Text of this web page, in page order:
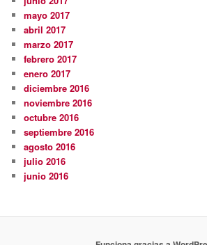
mayo 2017
abril 2017
marzo 2017
febrero 2017
enero 2017
diciembre 2016
noviembre 2016
octubre 2016
septiembre 2016
agosto 2016
julio 2016
junio 2016